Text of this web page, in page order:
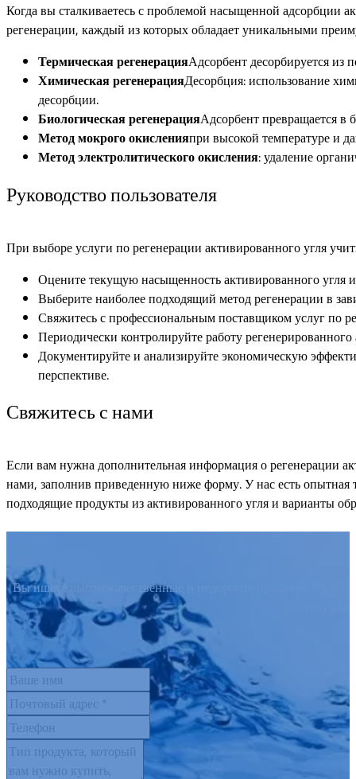
Когда вы сталкиваетесь с проблемой насыщенной адсорбции
регенерации, каждый из которых обладает уникальными
Термическая регенерацияАдсорбент десорбируется из
Химическая регенерацияДесорбция: использование
десорбции.
Биологическая регенерацияАдсорбент превращается в
Метод мокрого окисленияпри высокой температуре и
Метод электролитического окисления: удаление
Руководство пользователя
При выборе услуги по регенерации активированного угля
Оцените текущую насыщенность активированного угля
Выберите наиболее подходящий метод регенерации в
Свяжитесь с профессиональным поставщиком услуг по
Периодически контролируйте работу
Документируйте и анализируйте экономическую
перспективе.
Свяжитесь с нами
Если вам нужна дополнительная информация о регенерации
нами, заполнив приведенную ниже форму. У нас есть опытная
подходящие продукты из активированного угля и варианты
Вы ищете высококачественные и недорогие продукты из